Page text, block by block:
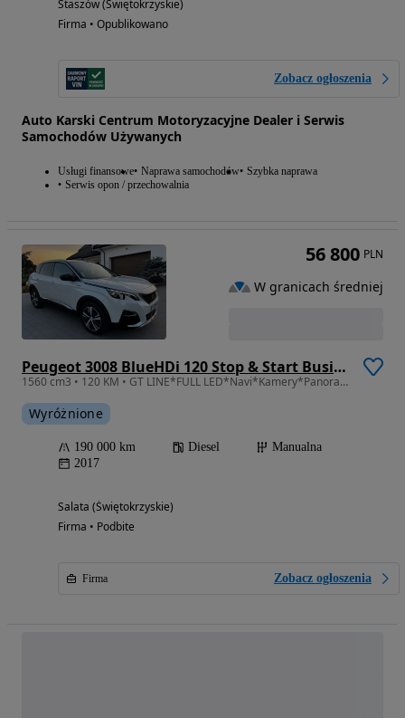
Staszów (Świętokrzyskie)
Firma • Opublikowano
Zobacz ogłoszenia
Auto Karski Centrum Motoryzacyjne Dealer i Serwis
Samochodów Używanych
Usługi finansowe Naprawa samochodów Szybka naprawa
Serwis opon / przechowalnia
Peugeot 3008 BlueHDi 120 Stop & Start Business-Line
1560 cm3 • 120 KM • GT LINE*FULL LED*Navi*Kamery*Panorama*Bezwypadkowy*1.6 bluehdi
Wyróżnione
190 000 km Diesel
Manualna
2017
Salata (Świętokrzyskie)
Firma • Podbite
Firma Zobacz ogłoszenia
56 800 PLN
W granicach średniej